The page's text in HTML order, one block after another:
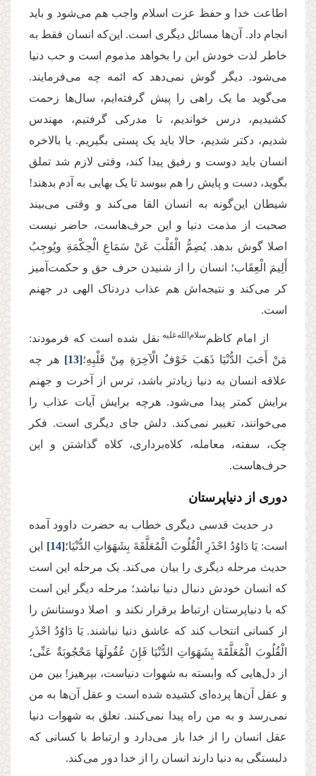
اطاعت خدا و حفظ عزت اسلام واجب هم می‌شود و باید
انجام داد. آن‌ها مسائل دیگری است. این‌که انسان فقط به
خاطر لذت خودش ابن را بخواهد مذموم است و حب دنیا
می‌شود. دیگر گوش نمی‌دهد که ائمه چه می‌فرمایند.
می‌گوید ما یک راهی را پیش گرفته‌ایم، سال‌ها زحمت
کشیدیم، درس خواندیم، تا مدرکی گرفتیم، مهندس
شدیم، دکتر شدیم، حالا باید یک پستی بگیریم. یا بالاخره
انسان باید دوست و رفیق پیدا کند، وقتی لازم شد تملق
بگوید، دست و پایش را هم ببوسد تا یک بهایی به آدم بدهند!
شیطان این‌گونه به انسان القا می‌کند و وقتی می‌بیند
صحبت از مذمت دنیا و این حرف‌هاست، حاضر نیست
اصلا گوش بدهد. یُصِمُّ الْقَلْبَ عَنْ سَمَاعِ الْحِكْمَةِ ویُوجِبُ
أَلِیمَ الْعِقَاب؛ انسان را از شنیدن حرف حق و حکمت‌آمیز
کر می‌کند و نتیجه‌اش هم عذاب دردناک الهی در جهنم
است.
از امام کاظم‌ سلام‌الله‌علیه نقل شده است که فرمودند:
مَنْ‏ أَحَبَ‏ الدُّنْیَا ذَهَبَ‏ خَوْفُ الْآخِرَةِ مِنْ قَلْبِهِ؛[13] هر چه
علاقه‌ انسان به دنیا زیادتر باشد، ترس از آخرت و جهنم
برایش کمتر پیدا می‌شود. هرچه برایش آیات عذاب را
می‌خوانند، تغییر نمی‌کند. دلش جای دیگری است. فکر
چک، سفته، معامله، کلاه‌برداری، کلاه گذاشتن و این
حرف‌هاست.
دوری از دنیاپرستان
در حدیث قدسی دیگری خطاب به حضرت داوود آمده
است: یَا دَاوُدُ احْذَرِ الْقُلُوبَ الْمُعَلَّقَةَ بِشَهَوَاتِ الدُّنْیَا؛[14] این
حدیث مرحله دیگری را بیان می‌کند. یک مرحله این است
که انسان خودش دنبال دنیا نباشد؛ مرحله دیگر این است
که با دنیاپرستان ارتباط برقرار نکند و اصلا دوستانش را
از کسانی انتخاب کند که عاشق دنیا نباشند. یَا دَاوُدُ احْذَرِ
الْقُلُوبَ الْمُعَلَّقَةَ بِشَهَوَاتِ الدُّنْیَا فَإِنَ‏ عُقُولَهَا مَحْجُوبَةٌ عَنِّی؛
از دل‌هایی که وابسته به شهوات دنیاست، بپرهیز! بین من
و عقل آن‌ها پرده‌ای کشیده شده است و عقل آن‌ها به من
نمی‌رسد و به من راه پیدا نمی‌کنند. تعلق به شهوات دنیا
عقل انسان را از خدا باز می‌دارد و ارتباط با کسانی که
دلبستگی به دنیا دارند انسان را از خدا دور می‌کند.